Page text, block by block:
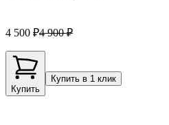
4 500 ₽4 900 ₽
Купить
Купить в 1 клик